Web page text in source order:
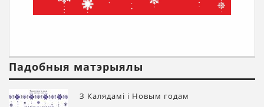
Падобныя матэрыялы
З Калядамі і Новым годам